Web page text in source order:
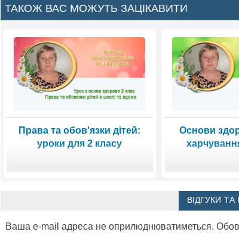
ТАКОЖ ВАС МОЖУТЬ ЗАЦІКАВИТИ
Права та обов'язки дітей:
уроки для 2 класу
Основи
ВІДГУКИ ТА
Ваша e-mail адреса не оприлюднюватиметься.